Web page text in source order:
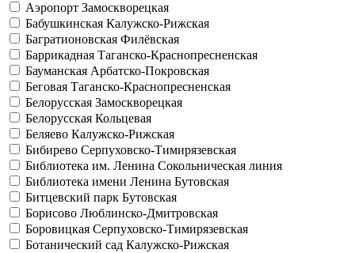
Аэропорт Замоскворецкая
Бабушкинская Калужско-Рижская
Багратионовская Филёвская
Баррикадная Таганско-Краснопресненская
Бауманская Арбатско-Покровская
Беговая Таганско-Краснопресненская
Белорусская Замоскворецкая
Белорусская Кольцевая
Беляево Калужско-Рижская
Бибирево Серпуховско-Тимирязевская
Библиотека им. Ленина Сокольническая линия
Библиотека имени Ленина Бутовская
Битцевский парк Бутовская
Борисово Люблинско-Дмитровская
Боровицкая Серпуховско-Тимирязевская
Ботанический сад Калужско-Рижская